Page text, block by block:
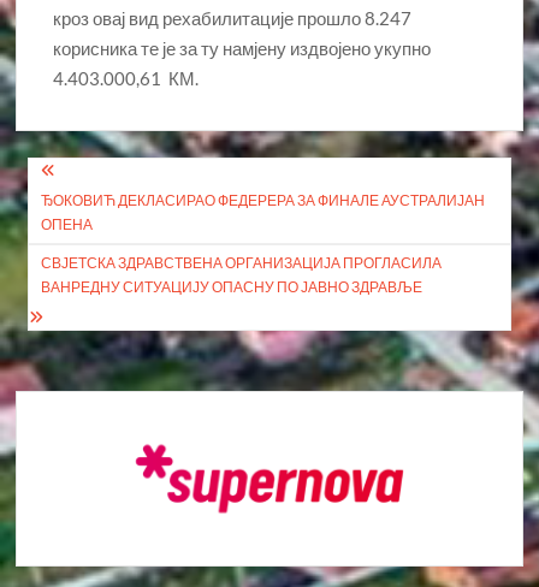
кроз овај вид рехабилитације прошло 8.247
корисника те је за ту намјену издвојено укупно
4.403.000,61 КМ.
Кретање
чланка
ЂОКОВИЋ ДЕКЛАСИРАО ФЕДЕРЕРА ЗА ФИНАЛЕ АУСТРАЛИЈАН
ОПЕНА
СВЈЕТСКА ЗДРАВСТВЕНА ОРГАНИЗАЦИЈА ПРОГЛАСИЛА
ВАНРЕДНУ СИТУАЦИЈУ ОПАСНУ ПО ЈАВНО ЗДРАВЉЕ